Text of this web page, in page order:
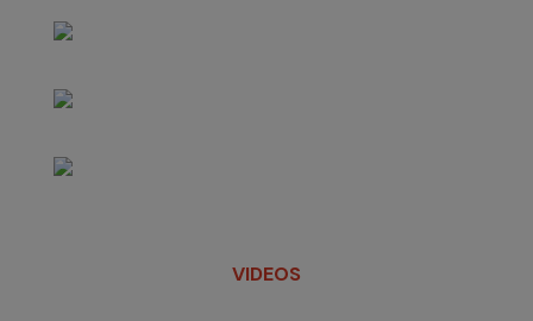
VIDEOS